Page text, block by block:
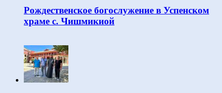
Рождественское богослужение в Успенском
храме с. Чишмикиой